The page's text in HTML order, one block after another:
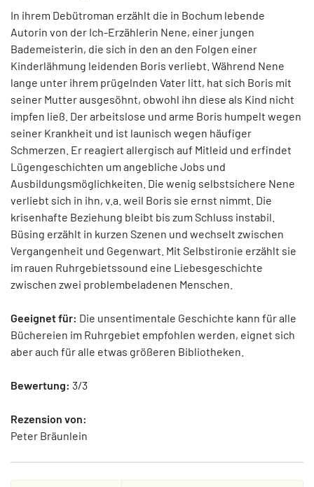
In ihrem Debütroman erzählt die in Bochum lebende
Autorin von der Ich-Erzählerin Nene, einer jungen
Bademeisterin, die sich in den an den Folgen einer
Kinderlähmung leidenden Boris verliebt. Während Nene
lange unter ihrem prügelnden Vater litt, hat sich Boris mit
seiner Mutter ausgesöhnt, obwohl ihn diese als Kind nicht
impfen ließ. Der arbeitslose und arme Boris humpelt wegen
seiner Krankheit und ist launisch wegen häufiger
Schmerzen. Er reagiert allergisch auf Mitleid und erfindet
Lügengeschichten um angebliche Jobs und
Ausbildungsmöglichkeiten. Die wenig selbstsichere Nene
verliebt sich in ihn, v.a. weil Boris sie ernst nimmt. Die
krisenhafte Beziehung bleibt bis zum Schluss instabil.
Büsing erzählt in kurzen Szenen und wechselt zwischen
Vergangenheit und Gegenwart. Mit Selbstironie erzählt sie
im rauen Ruhrgebietssound eine Liebesgeschichte
zwischen zwei problembeladenen Menschen.
Geeignet für: Die unsentimentale Geschichte kann für alle
Büchereien im Ruhrgebiet empfohlen werden, eignet sich
aber auch für alle etwas größeren Bibliotheken.
Bewertung: 3/3
Rezension von:
Peter Bräunlein